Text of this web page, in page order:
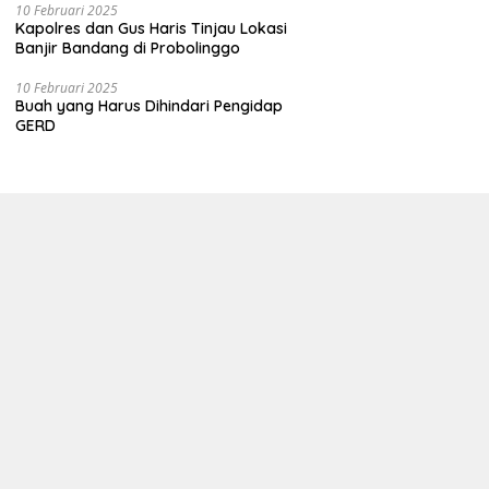
10 Februari 2025
Kapolres dan Gus Haris Tinjau Lokasi
Banjir Bandang di Probolinggo
10 Februari 2025
Buah yang Harus Dihindari Pengidap
GERD